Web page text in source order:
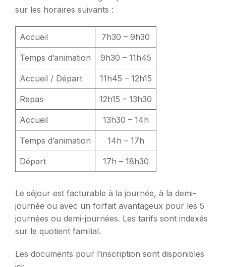
sur les horaires suivants :
Accueil 7h30 – 9h30
Temps d’animation 9h30 – 11h45
Accueil / Départ 11h45 – 12h15
Repas 12h15 – 13h30
Accueil 13h30 – 14h
Temps d’animation 14h – 17h
Départ 17h – 18h30
Le séjour est facturable à la journée, à la demi-
journée ou avec un forfait avantageux pour les 5
journées ou demi-journées. Les tarifs sont indexés
sur le quotient familial.
Les documents pour l’inscription sont disponibles